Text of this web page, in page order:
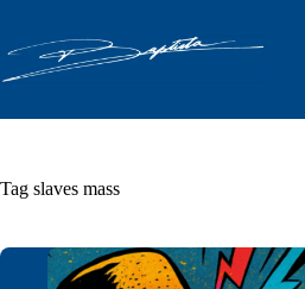
o
conteúdo
Tag slaves mass